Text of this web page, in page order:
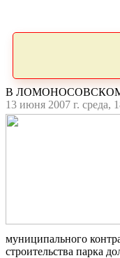
В
13 июня 2007 г. среда,
муниципального
строительства парка